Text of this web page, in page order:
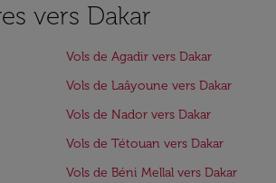
vers Dakar
Vols de Agadir vers Dakar
Vols de Laâyoune vers Dakar
Vols de Nador vers Dakar
Vols de Tétouan vers Dakar
Vols de Béni Mellal vers Dakar